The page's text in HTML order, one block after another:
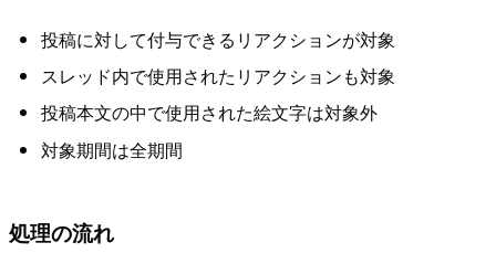
投稿に対して付与できるリアクションが対象
スレッド内で使用されたリアクションも対象
投稿本文の中で使用された絵文字は対象外
対象期間は全期間
処理の流れ